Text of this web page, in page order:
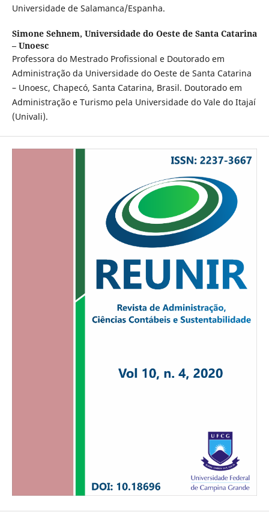
Universidade de Salamanca/Espanha.
Simone Sehnem, Universidade do Oeste de Santa Catarina
– Unoesc
Professora do Mestrado Profissional e Doutorado em
Administração da Universidade do Oeste de Santa Catarina
– Unoesc, Chapecó, Santa Catarina, Brasil. Doutorado em
Administração e Turismo pela Universidade do Vale do Itajaí
(Univali).